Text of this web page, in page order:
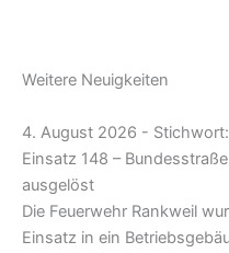
Weitere Neuigkeiten
4. August 2026 -
Einsatz 148 –
ausgelöst
Die Feuerwehr Rankweil
Einsatz in ein